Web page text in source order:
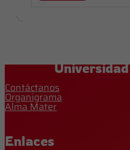
Universidad
Contáctanos
Organigrama
Alma Mater
Enlaces